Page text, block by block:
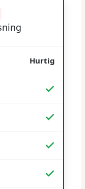
Hurtig